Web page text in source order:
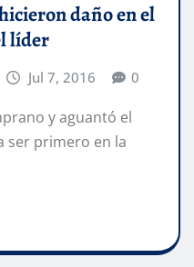
daño en el
líder
Jul 7, 2016 0
y aguantó el
ser primero en la